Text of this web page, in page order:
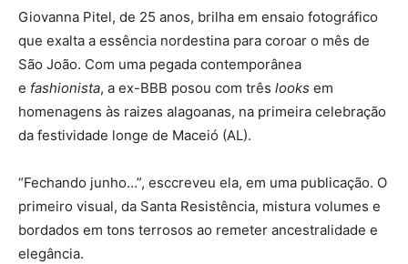
Giovanna Pitel, de 25 anos, brilha em ensaio fotográfico
que exalta a essência nordestina para coroar o mês de
São João. Com uma pegada contemporânea
e fashionista, a ex-BBB posou com três looks em
homenagens às raizes alagoanas, na primeira celebração
da festividade longe de Maceió (AL).
“Fechando junho…”, esccreveu ela, em uma publicação. O
primeiro visual, da Santa Resistência, mistura volumes e
bordados em tons terrosos ao remeter ancestralidade e
elegância.